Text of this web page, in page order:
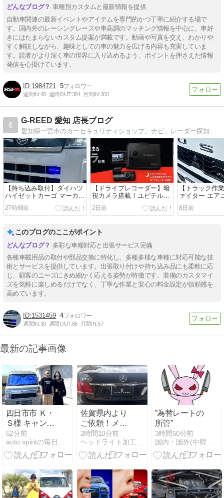
車種別カスタムと最新情報を提供
自動車関連の最新イベントやアイテムを専門的かつ丁寧に紹介する場で
す。国内外のレーシングレースや車高調のマッチング情報を中心に、車好
きにはたまらないカスタム提案が満載です。動画や写真を交え、わかりや
すく解説しながら、趣味としての車の魅力を広げる内容も充実していま
す。読者がより深く車の世界に入り込めるよう、ポイントを押さえた情報
発信を心掛けています。
1984721 5
週間IN:48 週間OUT:384 月間IN:360
6
G-REED 愛知 店長ブログ
愛知県一宮市のカーセキュリティショップ。ナビ、レーダー探知機、ドライブレコーダー、各種電装品とシートカバー、ウィンドフィルムの取付もお任せ下さい。
【持ち込み取付】ダイハツ
ハイゼットカーゴ マーカー
ランプ取付です！GrgoV2は
ｺﾐｺﾐ11万
27時間前
【ドライブレコーダー】暗
視カメラ搭載！ユピテル
ZNV-80 発売中です！！
2日前
【トラック作
ァイター エア
ーターの交換
8日前
このブログのここがポイント
多彩な車種対応と出張サービス完備
各種車載用品の取付や部品交換に特化し、多種多様な車種に対応可能な技
術とサービスを提供しています。出張取り付けや持ち込み品にも柔軟に応
じ、顧客のニーズにきめ細かく応える姿勢が特徴です。装備のカスタマイ
ズを気軽に楽しめるだけでなく、丁寧な作業と安心の料金設定が信頼感を
高めています。
1531459 4
週間IN:30 週間OUT:66 月間IN:57
最新の記事画像
四日市市 Ｋ・
Ｓ様 キャンピ
ングカーSpirit
Earthのご来店
納車有難うご
52分前
auto spiritの毎日コツコツ日記
佐賀県内より
ご依頼！メル
セデス・ベン
ツ W212 Eク
ラス テールラ
灯不良・不点
灯）修復修理
2時間10分前
ヘッドライト加工テールランプ加工LED加工後期移植など
”為替レートの
所管”
3時間50分前
国内・国外(中韓多め)・車等 の、共有動画記事 他